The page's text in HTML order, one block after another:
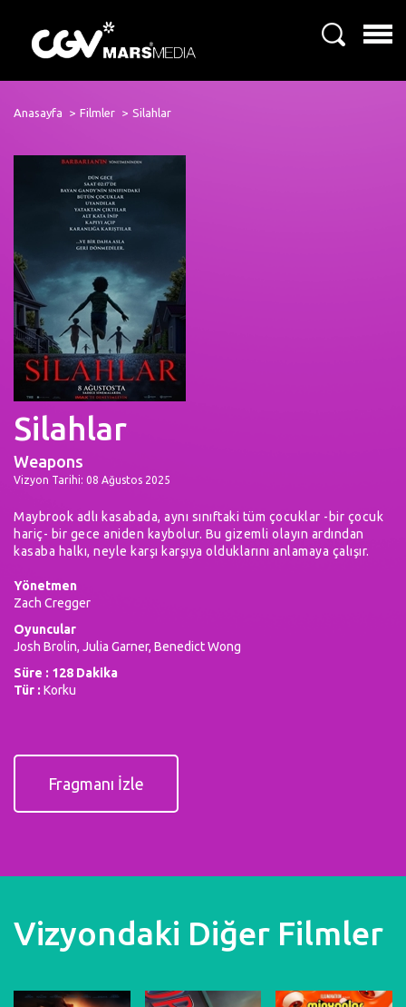
Anasayfa Filmler Silahlar
Silahlar
Weapons
Vizyon Tarihi: 08 Ağustos 2025
Maybrook adlı kasabada, aynı sınıftaki tüm çocuklar -bir çocuk
hariç- bir gece aniden kaybolur. Bu gizemli olayın ardından
kasaba halkı, neyle karşı karşıya olduklarını anlamaya çalışır.
Yönetmen
Zach Cregger
Oyuncular
Josh Brolin, Julia Garner, Benedict Wong
Süre : 128 Dakika
Tür : Korku
Fragmanı İzle
Vizyondaki Diğer Filmler